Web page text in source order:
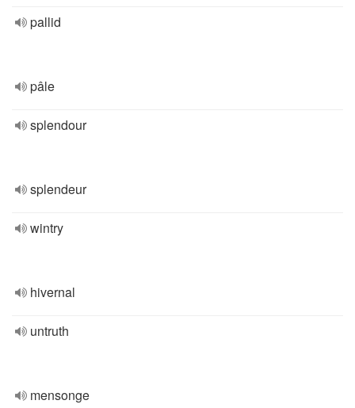
pallid
pâle
splendour
splendeur
wintry
hivernal
untruth
mensonge